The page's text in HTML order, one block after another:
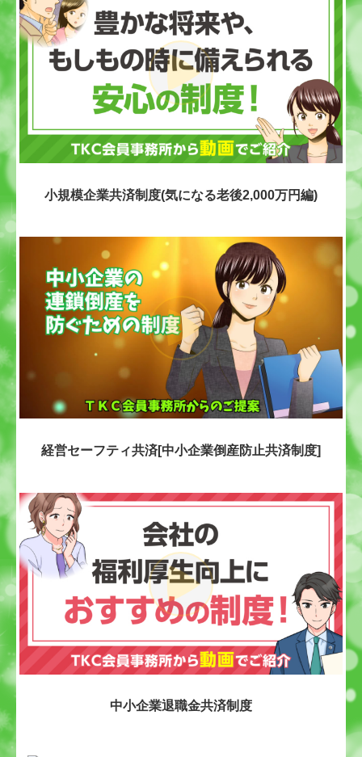
小規模企業共済制度(気になる老後2,000万円編)
経営セーフティ共済[中小企業倒産防止共済制度]
中小企業退職金共済制度